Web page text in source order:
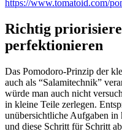
https://www.tomatoid.com/
Richtig
perfektionieren
Das Pomodoro-Prinzip der
auch als “Salamitechnik”
würde man auch nicht
in kleine Teile zerlegen.
unübersichtliche Aufgaben in
und diese Schritt für Schritt